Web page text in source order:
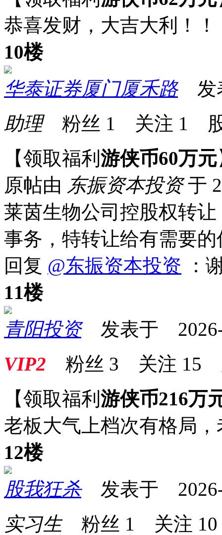
恭喜发财，大吉大利！！
10楼
华泰证券厦门厦禾路发
助理粉丝 1 关注 1
【领取福利 游侠币60万元
原帖由 东振资本投资于
莱茵生物公司控股权转
事务，特转让给有需要
回复 @东振资本投资 ：
11楼
青阳投资发表于 2026-
VIP2 粉丝 3 关注 15
【领取福利 游侠币216万
老板大气上档次有格局
12楼
股我狂杀发表于 2026-
实习生粉丝 1 关注 10